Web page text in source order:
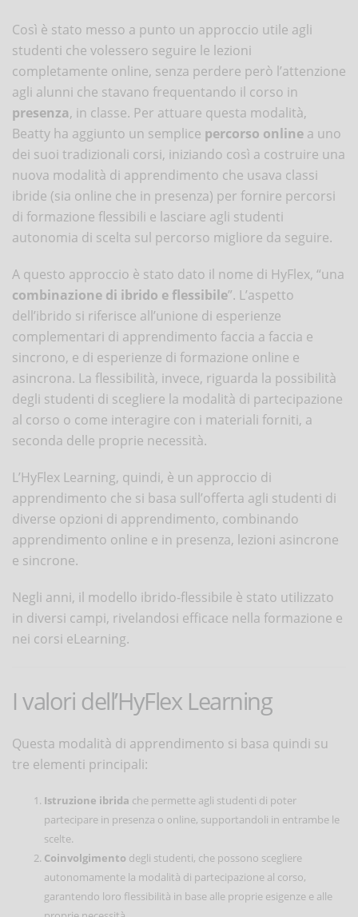
Così è stato messo a punto un approccio utile agli
studenti che volessero seguire le lezioni
completamente online, senza perdere però l’attenzione
agli alunni che stavano frequentando il corso in
presenza, in classe. Per attuare questa modalità,
Beatty ha aggiunto un semplice percorso online a uno
dei suoi tradizionali corsi, iniziando così a costruire una
nuova modalità di apprendimento che usava classi
ibride (sia online che in presenza) per fornire percorsi
di formazione flessibili e lasciare agli studenti
autonomia di scelta sul percorso migliore da seguire.
A questo approccio è stato dato il nome di HyFlex, “una
combinazione di ibrido e flessibile”. L’aspetto
dell’ibrido si riferisce all’unione di esperienze
complementari di apprendimento faccia a faccia e
sincrono, e di esperienze di formazione online e
asincrona. La flessibilità, invece, riguarda la possibilità
degli studenti di scegliere la modalità di partecipazione
al corso o come interagire con i materiali forniti, a
seconda delle proprie necessità.
L’HyFlex Learning, quindi, è un approccio di
apprendimento che si basa sull’offerta agli studenti di
diverse opzioni di apprendimento, combinando
apprendimento online e in presenza, lezioni asincrone
e sincrone.
Negli anni, il modello ibrido-flessibile è stato utilizzato
in diversi campi, rivelandosi efficace nella formazione e
nei corsi eLearning.
I valori dell’HyFlex Learning
Questa modalità di apprendimento si basa quindi su
tre elementi principali:
Istruzione ibrida che permette agli studenti di poter
partecipare in presenza o online, supportandoli in entrambe le
scelte.
Coinvolgimento degli studenti, che possono scegliere
autonomamente la modalità di partecipazione al corso,
garantendo loro flessibilità in base alle proprie esigenze e alle